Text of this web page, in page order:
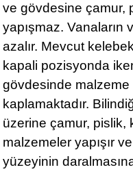
ve gövdesine çamur,
yapışmaz. Vanaların
azalır. Mevcut
kapali pozisyonda
gövdesinde malzeme
kaplamaktadır.
üzerine çamur, pislik,
malzemeler yapışır
yüzeyinin